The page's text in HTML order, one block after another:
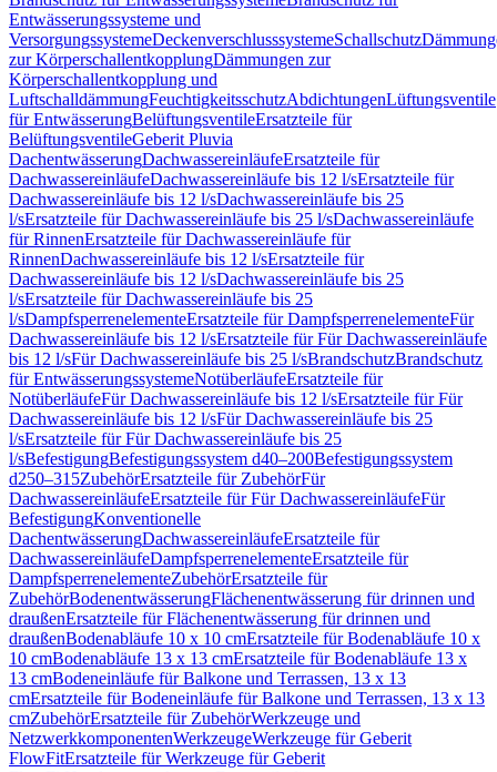
Entwässerungssysteme und
VersorgungssystemeDeckenverschlusssystemeSchallschutz
zur KörperschallentkopplungDämmungen zur
Körperschallentkopplung und
LuftschalldämmungFeuchtigkeitsschutzAbdichtungenLüftungsventile
für EntwässerungBelüftungsventileErsatzteile für
BelüftungsventileGeberit Pluvia
DachentwässerungDachwassereinläufeErsatzteile für
DachwassereinläufeDachwassereinläufe bis 12 l/sErsatzteile für
Dachwassereinläufe bis 12 l/sDachwassereinläufe bis 25
l/sErsatzteile für Dachwassereinläufe bis 25 l/sDachwassereinläufe
für RinnenErsatzteile für Dachwassereinläufe für
RinnenDachwassereinläufe bis 12 l/sErsatzteile für
Dachwassereinläufe bis 12 l/sDachwassereinläufe bis 25
l/sErsatzteile für Dachwassereinläufe bis 25
l/sDampfsperrenelementeErsatzteile für DampfsperrenelementeFür
Dachwassereinläufe bis 12 l/sErsatzteile für Für Dachwassereinläufe
bis 12 l/sFür Dachwassereinläufe bis 25 l/sBrandschutzBrandschutz
für EntwässerungssystemeNotüberläufeErsatzteile für
NotüberläufeFür Dachwassereinläufe bis 12 l/sErsatzteile für Für
Dachwassereinläufe bis 12 l/sFür Dachwassereinläufe bis 25
l/sErsatzteile für Für Dachwassereinläufe bis 25
l/sBefestigungBefestigungssystem d40–200Befestigungssystem
d250–315ZubehörErsatzteile für ZubehörFür
DachwassereinläufeErsatzteile für Für DachwassereinläufeFür
BefestigungKonventionelle
DachentwässerungDachwassereinläufeErsatzteile für
DachwassereinläufeDampfsperrenelementeErsatzteile für
DampfsperrenelementeZubehörErsatzteile für
ZubehörBodenentwässerungFlächenentwässerung für drinnen und
draußenErsatzteile für Flächenentwässerung für drinnen und
draußenBodenabläufe 10 x 10 cmErsatzteile für Bodenabläufe 10 x
10 cmBodenabläufe 13 x 13 cmErsatzteile für Bodenabläufe 13 x
13 cmBodeneinläufe für Balkone und Terrassen, 13 x 13
cmErsatzteile für Bodeneinläufe für Balkone und Terrassen, 13 x 13
cmZubehörErsatzteile für ZubehörWerkzeuge und
NetzwerkkomponentenWerkzeugeWerkzeuge für Geberit
FlowFitErsatzteile für Werkzeuge für Geberit